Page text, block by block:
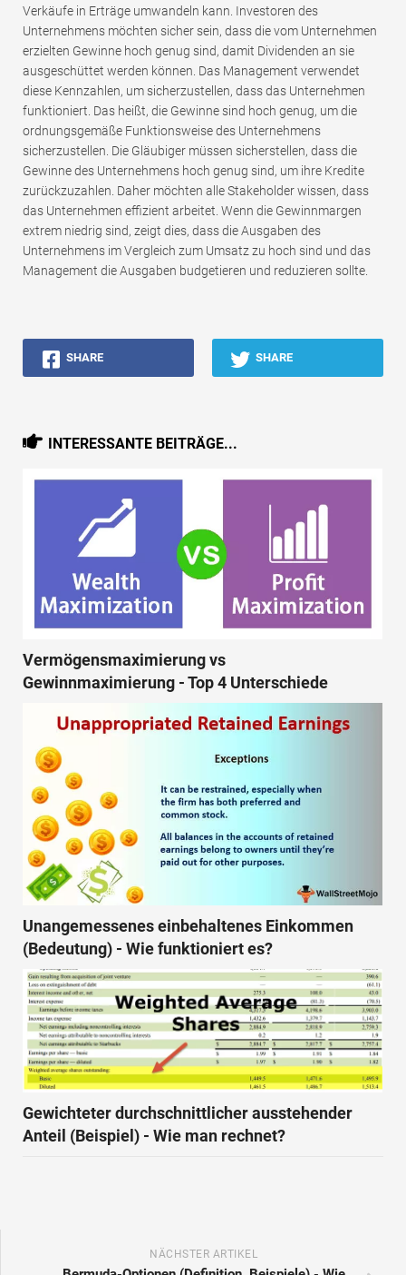
Verkäufe in Erträge umwandeln kann. Investoren des
Unternehmens möchten sicher sein, dass die vom Unternehmen
erzielten Gewinne hoch genug sind, damit Dividenden an sie
ausgeschüttet werden können. Das Management verwendet
diese Kennzahlen, um sicherzustellen, dass das Unternehmen
funktioniert. Das heißt, die Gewinne sind hoch genug, um die
ordnungsgemäße Funktionsweise des Unternehmens
sicherzustellen. Die Gläubiger müssen sicherstellen, dass die
Gewinne des Unternehmens hoch genug sind, um ihre Kredite
zurückzuzahlen. Daher möchten alle Stakeholder wissen, dass
das Unternehmen effizient arbeitet. Wenn die Gewinnmargen
extrem niedrig sind, zeigt dies, dass die Ausgaben des
Unternehmens im Vergleich zum Umsatz zu hoch sind und das
Management die Ausgaben budgetieren und reduzieren sollte.
SHARE SHARE
INTERESSANTE BEITRÄGE...
Vermögensmaximierung vs
Gewinnmaximierung - Top 4 Unterschiede
Unangemessenes einbehaltenes Einkommen
(Bedeutung) - Wie funktioniert es?
Gewichteter durchschnittlicher ausstehender
Anteil (Beispiel) - Wie man rechnet?
NÄCHSTER ARTIKEL